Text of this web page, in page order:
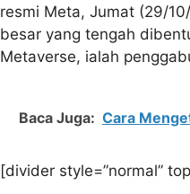
resmi Meta, Jumat (29/
besar yang tengah
Metaverse, ialah
Baca Juga: Cara
[divider style=”normal”